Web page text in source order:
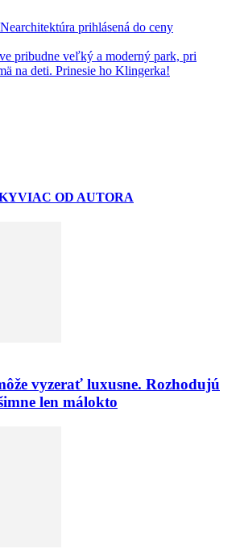
Nearchitektúra prihlásená do ceny
pribudne veľký a moderný park, pri
na deti. Prinesie ho Klingerka!
VIAC OD AUTORA
vyzerať luxusne. Rozhodujú
len málokto